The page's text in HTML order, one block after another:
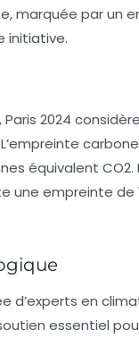
marquée par un
initiative.
2024
équivalent CO2.
une empreinte de
d’experts en
essentiel